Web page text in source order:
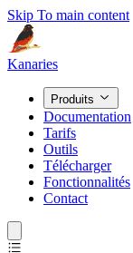
Skip To main content
Kanaries
Produits
Documentation
Tarifs
Outils
Télécharger
Fonctionnalités
Contact